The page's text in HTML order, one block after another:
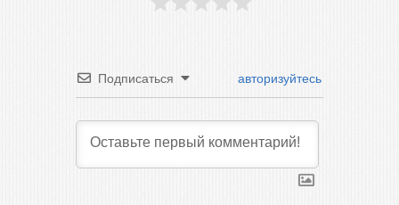
Подписаться авторизуйтесь